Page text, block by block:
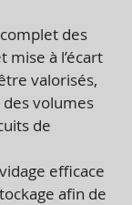
des
mise à l’écart
valorisés,
volumes
de
efficace
afin de